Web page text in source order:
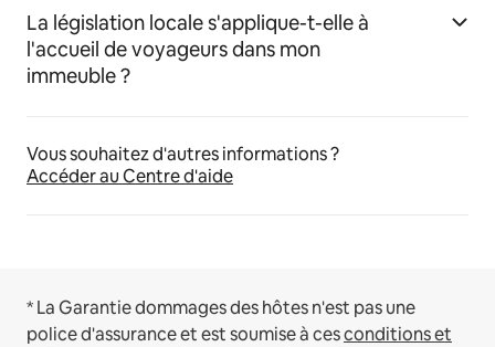
La législation locale s'applique-t-elle à
l'accueil de voyageurs dans mon
immeuble ?
Vous souhaitez d'autres informations ?
Accéder au Centre d'aide
* La Garantie dommages des hôtes n'est pas une
police d'assurance et est soumise à cesconditions et